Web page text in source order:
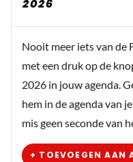
2026
Nooit meer iets van de
met een druk op de
2026 in jouw agenda.
hem in de agenda van
mis geen seconde van
+ TOEVOEGEN AAN